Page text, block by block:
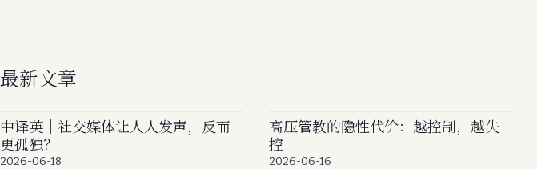
最新文章
中译英｜社交媒体让人人发声，反而
更孤独？
2026-06-18
高压管教的隐性代价：越控制，越失
控
2026-06-16